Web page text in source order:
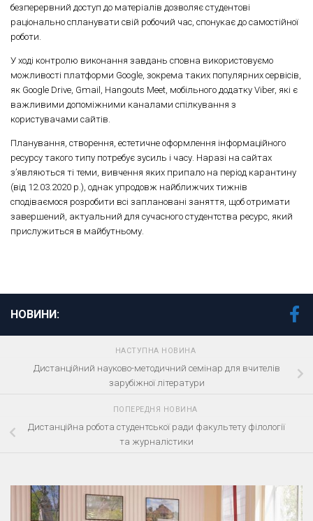
безперервний доступ до матеріалів дозволяє студентові
раціонально спланувати свій робочий час, спонукає до самостійної
роботи.
У ході контролю виконання завдань сповна використовуємо
можливості платформи Google, зокрема таких популярних сервісів,
як Google Drive, Gmail, Hangouts Meet, мобільного додатку Viber, які є
важливими допоміжними каналами спілкування з
користувачами сайтів.
Планування, створення, естетичне оформлення інформаційного
ресурсу такого типу потребує зусиль і часу. Наразі на сайтах
з’являються ті теми, вивчення яких припало на період карантину
(від 12.03.2020 р.), однак упродовж найближчих тижнів
сподіваємося розробити всі заплановані заняття, щоб отримати
завершений, актуальний для сучасного студентства ресурс, який
прислужиться в майбутньому.
НОВИНИ:
НАСТУПНА НОВИНА
Дистанційний науково-методичний семінар для вчителів
зарубіжної літератури
ПОПЕРЕДНЯ НОВИНА
Дистанційна робота студентської ради факультету філології
та журналістики